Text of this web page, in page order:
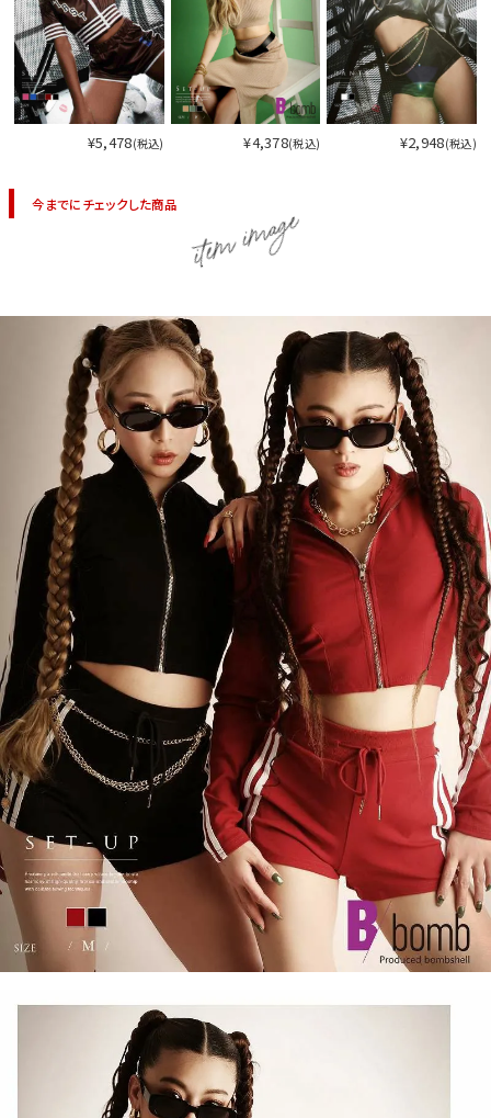
¥5,478(税込) ¥4,378(税込) ¥2,948(税込)
今までにチェックした商品 item image